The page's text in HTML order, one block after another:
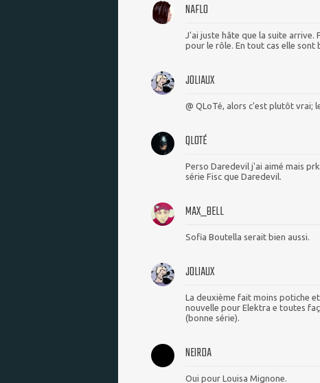
NAFLO
J'ai juste hâte que la suite arrive.
pour le rôle. En tout cas elle sont
JOLIAUX
@ QLoTé, alors c'est plutôt vrai;
QLOTÉ
Perso Daredevil j'ai aimé mais
série Fisc que Daredevil.
MAX_BELL
Sofia Boutella serait bien aussi.
JOLIAUX
La deuxième fait moins potiche
nouvelle pour Elektra e toutes
(bonne série).
NEIRDA
Oui pour Louisa Mignone.